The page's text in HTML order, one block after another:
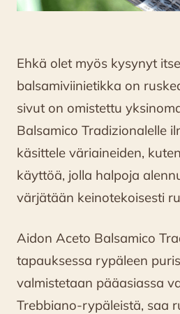
Ehkä olet myös kysynyt
balsamiviinietikka on
sivut on omistettu
Balsamico Tradizionalelle
käsittele väriaineiden,
käyttöä, jolla halpoja
värjätään keinotekoisesti
Aidon Aceto Balsamico
tapauksessa rypäleen
valmistetaan pääasiassa
Trebbiano-rypäleistä, saa